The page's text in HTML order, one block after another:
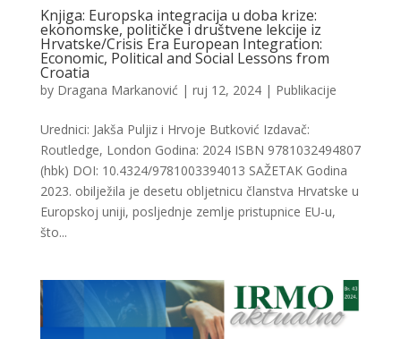
Knjiga: Europska integracija u doba krize:
ekonomske, političke i društvene lekcije iz
Hrvatske/Crisis Era European Integration:
Economic, Political and Social Lessons from
Croatia
by Dragana Markanović | ruj 12, 2024| Publikacije
Urednici: Jakša Puljiz i Hrvoje Butković Izdavač:
Routledge, London Godina: 2024 ISBN 9781032494807
(hbk) DOI: 10.4324/9781003394013 SAŽETAK Godina
2023. obilježila je desetu obljetnicu članstva Hrvatske u
Europskoj uniji, posljednje zemlje pristupnice EU-u,
što...